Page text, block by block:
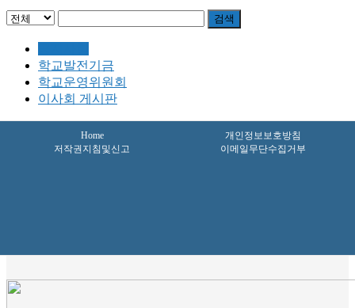
검색
학교발전기금
학교운영위원회
이사회 게시판
Home
개인정보보호방침
저작권지침및신고
이메일무단수집거부